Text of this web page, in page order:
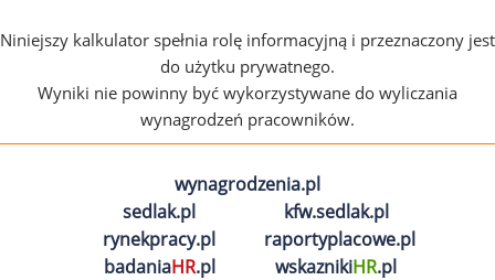
Niniejszy kalkulator spełnia rolę informacyjną i przeznaczony jest
do użytku prywatnego.
Wyniki nie powinny być wykorzystywane do wyliczania
wynagrodzeń pracowników.
wynagrodzenia.pl
sedlak.pl
kfw.sedlak.pl
rynekpracy.pl
raportyplacowe.pl
badaniaHR.pl wskaznikiHR.pl